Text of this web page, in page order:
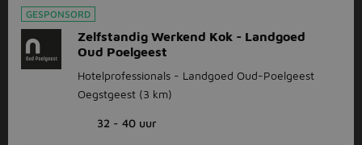
GESPONSORD
Zelfstandig Werkend Kok - Landgoed
Oud Poelgeest
Hotelprofessionals - Landgoed Oud-Poelgeest
Oegstgeest (3 km)
32 - 40 uur